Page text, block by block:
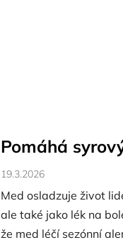
Pomáhá
19.3.2026
Med osladzuje život
ale také jako lék na
že med léčí sezónní